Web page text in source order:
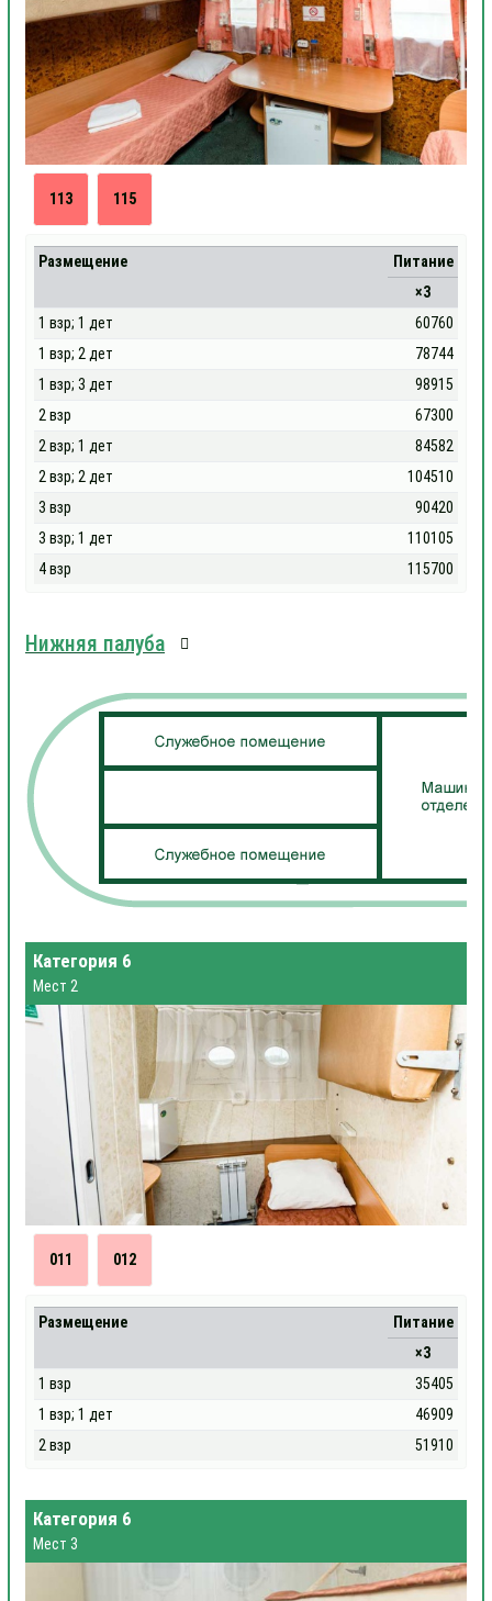
113 115
Размещение
Питание
×3
1 взр; 1 дет
60760
1 взр; 2 дет
78744
1 взр; 3 дет
98915
2 взр
67300
2 взр; 1 дет
84582
2 взр; 2 дет
104510
3 взр
90420
3 взр; 1 дет
110105
4 взр
115700
Нижняя палуба
Категория 6
Мест 2
011 012
Размещение
Питание
×3
1 взр
35405
1 взр; 1 дет
46909
2 взр
51910
Категория 6
Мест 3